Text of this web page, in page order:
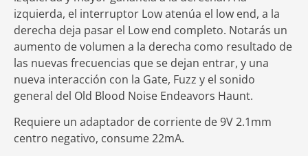
izquierda, el interruptor Low atenúa el low end, a la
derecha deja pasar el Low end completo. Notarás un
aumento de volumen a la derecha como resultado de
las nuevas frecuencias que se dejan entrar, y una
nueva interacción con la Gate, Fuzz y el sonido
general del Old Blood Noise Endeavors Haunt.
Requiere un adaptador de corriente de 9V 2.1mm
centro negativo, consume 22mA.